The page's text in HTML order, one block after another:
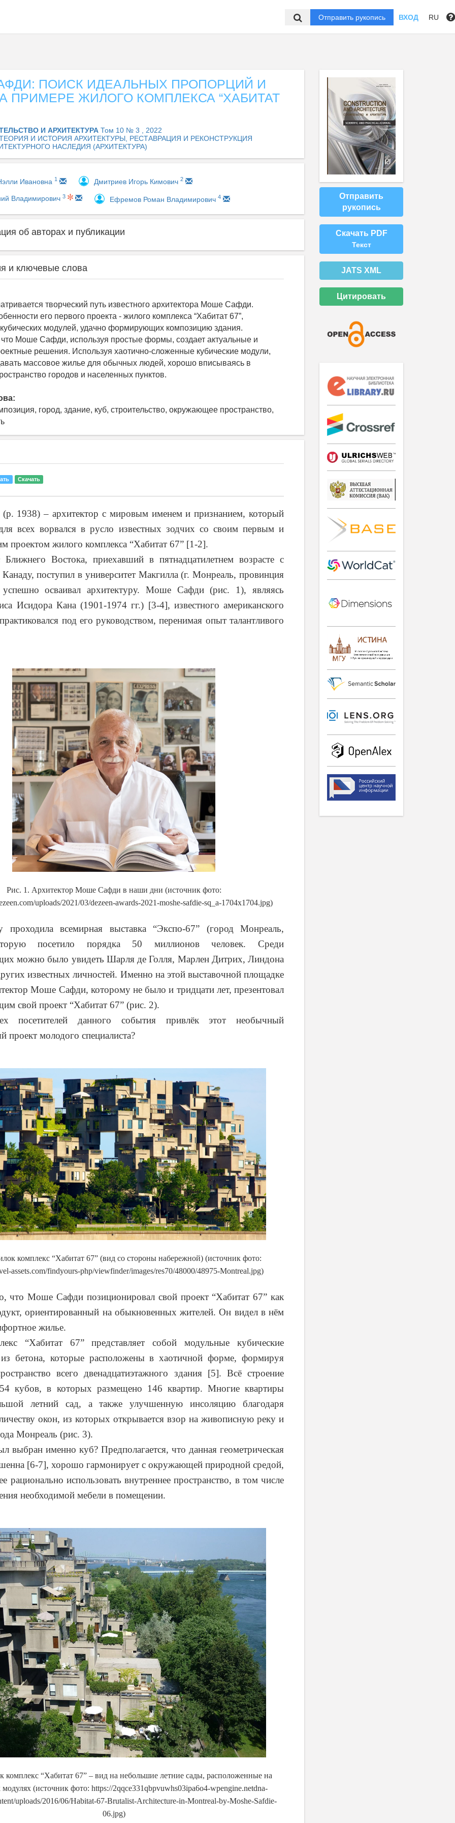
Отправить рукопись ВХОД RU
ПОИСК ИДЕАЛЬНЫХ ПРОПОРЦИЙ И
ПРИМЕРЕ ЖИЛОГО КОМПЛЕКСА “ХАБИТАТ
И АРХИТЕКТУРА Том 10 № 3 , 2022
ТЕОРИЯ И ИСТОРИЯ АРХИТЕКТУРЫ, РЕСТАВРАЦИЯ И РЕКОНСТРУКЦИЯ
НАСЛЕДИЯ (АРХИТЕКТУРА)
Ивановна 1 Дмитриев Игорь Кимович 2
Владимирович 3 Ефремов Роман Владимирович 4
об авторах и публикации
и ключевые слова
творческий путь известного архитектора Моше Сафди.
его первого проекта - жилого комплекса “Хабитат 67”,
модулей, удачно формирующих композицию здания.
что Моше Сафди, используя простые формы, создает актуальные и
решения. Используя хаотично-сложенные кубические модули,
массовое жилье для обычных людей, хорошо вписываясь в
городов и населенных пунктов.
город, здание, куб, строительство, окружающее пространство,
Скачать
1938) – архитектор с мировым именем и признанием, который
всех ворвался в русло известных зодчих со своим первым и
проектом жилого комплекса “Хабитат 67” [1-2].
Востока, приехавший в пятнадцатилетнем возрасте с
поступил в университет Макгилла (г. Монреаль, провинция
успешно осваивал архитектуру. Моше Сафди (рис. 1), являясь
Исидора Кана (1901-1974 гг.) [3-4], известного американского
под его руководством, перенимая опыт талантливого
Рис. 1. Архитектор Моше Сафди в наши дни (источник фото:
uploads/2021/03/dezeen-awards-2021-moshe-safdie-sq_a-1704x1704.jpg)
всемирная выставка “Экспо-67” (город Монреаль,
посетило порядка 50 миллионов человек. Среди
можно было увидеть Шарля де Голля, Марлен Дитрих, Линдона
известных личностей. Именно на этой выставочной площадке
Моше Сафди, которому не было и тридцати лет, презентовал
свой проект “Хабитат 67” (рис. 2).
посетителей данного события привлёк этот необычный
проект молодого специалиста?
комплекс “Хабитат 67” (вид со стороны набережной) (источник фото:
assets.com/findyours-php/viewfinder/images/res70/48000/48975-Montreal.jpg)
что Моше Сафди позиционировал свой проект “Хабитат 67” как
ориентированный на обыкновенных жителей. Он видел в нём
жилье.
“Хабитат 67” представляет собой модульные кубические
из бетона, которые расположены в хаотичной форме, формируя
всего двенадцатиэтажного здания [5]. Всё строение
кубов, в которых размещено 146 квартир. Многие квартиры
летний сад, а также улучшенную инсоляцию благодаря
окон, из которых открывается взор на живописную реку и
Монреаль (рис. 3).
выбран именно куб? Предполагается, что данная геометрическая
[6-7], хорошо гармонирует с окружающей природной средой,
рационально использовать внутреннее пространство, в том числе
необходимой мебели в помещении.
комплекс “Хабитат 67” – вид на небольшие летние сады, расположенные на
модулях (источник фото: https://2qqce331qbpvuwhs03ipa6o4-wpengine.netdna-
uploads/2016/06/Habitat-67-Brutalist-Architecture-in-Montreal-by-Moshe-Safdie-
06.jpg)
Отправить
рукопись
Скачать PDF
Текст
JATS XML
Цитировать